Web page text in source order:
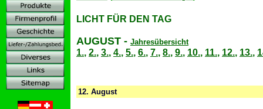
LICHT FÜR DEN TAG
AUGUST - Jahresübersicht
1., 2., 3., 4., 5., 6., 7., 8., 9., 10., 11., 12., 13.,
12. August